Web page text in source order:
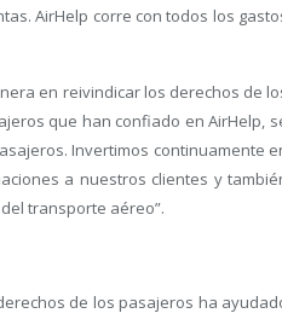
AirHelp corre con todos los
en reivindicar los derechos de
que han confiado en AirHelp,
Invertimos continuamente
a nuestros clientes y
transporte aéreo”.
de los pasajeros ha